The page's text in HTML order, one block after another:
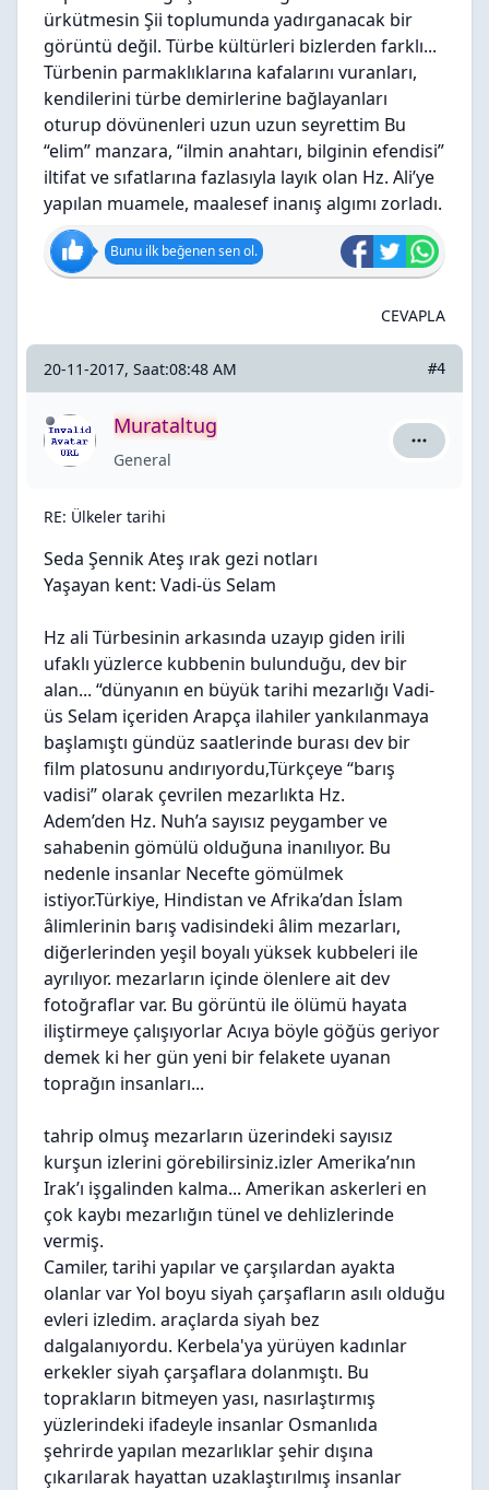
ürkütmesin Şii toplumunda yadırganacak bir
görüntü değil. Türbe kültürleri bizlerden farklı...
Türbenin parmaklıklarına kafalarını vuranları,
kendilerini türbe demirlerine bağlayanları
oturup dövünenleri uzun uzun seyrettim Bu
“elim” manzara, “ilmin anahtarı, bilginin efendisi”
iltifat ve sıfatlarına fazlasıyla layık olan Hz. Ali’ye
yapılan muamele, maalesef inanış algımı zorladı.
Bunu ilk beğenen sen ol.
CEVAPLA
20-11-2017, Saat:08:48 AM #4
Murataltug
General
RE: Ülkeler tarihi
Seda Şennik Ateş ırak gezi notları
Yaşayan kent: Vadi-üs Selam
Hz ali Türbesinin arkasında uzayıp giden irili
ufaklı yüzlerce kubbenin bulunduğu, dev bir
alan... “dünyanın en büyük tarihi mezarlığı Vadi-
üs Selam içeriden Arapça ilahiler yankılanmaya
başlamıştı gündüz saatlerinde burası dev bir
film platosunu andırıyordu,Türkçeye “barış
vadisi” olarak çevrilen mezarlıkta Hz.
Adem’den Hz. Nuh’a sayısız peygamber ve
sahabenin gömülü olduğuna inanılıyor. Bu
nedenle insanlar Necefte gömülmek
istiyor.Türkiye, Hindistan ve Afrika’dan İslam
âlimlerinin barış vadisindeki âlim mezarları,
diğerlerinden yeşil boyalı yüksek kubbeleri ile
ayrılıyor. mezarların içinde ölenlere ait dev
fotoğraflar var. Bu görüntü ile ölümü hayata
iliştirmeye çalışıyorlar Acıya böyle göğüs geriyor
demek ki her gün yeni bir felakete uyanan
toprağın insanları...
tahrip olmuş mezarların üzerindeki sayısız
kurşun izlerini görebilirsiniz.izler Amerika’nın
Irak’ı işgalinden kalma... Amerikan askerleri en
çok kaybı mezarlığın tünel ve dehlizlerinde
vermiş.
Camiler, tarihi yapılar ve çarşılardan ayakta
olanlar var Yol boyu siyah çarşafların asılı olduğu
evleri izledim. araçlarda siyah bez
dalgalanıyordu. Kerbela'ya yürüyen kadınlar
erkekler siyah çarşaflara dolanmıştı. Bu
toprakların bitmeyen yası, nasırlaştırmış
yüzlerindeki ifadeyle insanlar Osmanlıda
şehrirde yapılan mezarlıklar şehir dışına
çıkarılarak hayattan uzaklaştırılmış insanlar